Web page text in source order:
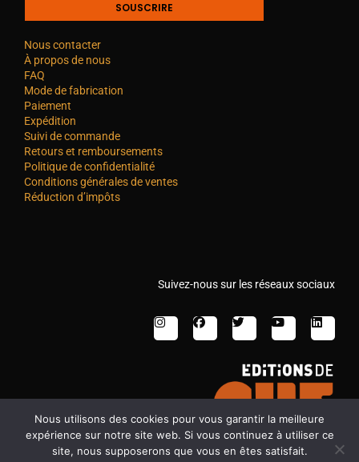
SOUSCRIRE
Nous contacter
À propos de nous
FAQ
Mode de fabrication
Paiement
Expédition
Suivi de commande
Retours et remboursements
Politique de confidentialité
Conditions générales de ventes
Réduction d’impôts
Suivez-nous sur les réseaux sociaux
Nous utilisons des cookies pour vous garantir la meilleure
expérience sur notre site web. Si vous continuez à utiliser ce
site, nous supposerons que vous en êtes satisfait.